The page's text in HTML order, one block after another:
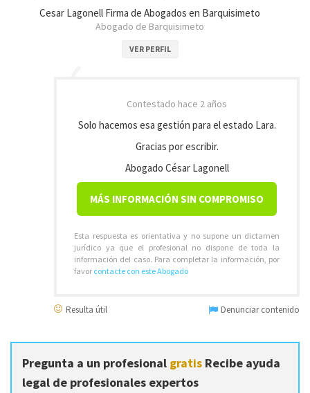
Cesar Lagonell Firma de Abogados en Barquisimeto
Abogado de Barquisimeto
VER PERFIL
Contestado hace 2 años
Solo hacemos esa gestión para el estado Lara.
Gracias por escribir.
Abogado César Lagonell
MÁS INFORMACIÓN SIN COMPROMISO
Esta respuesta es orientativa y no supone un dictamen
jurídico ya que el profesional no dispone de toda la
información del caso. Para completar la información, por
favor contacte con este Abogado
Resulta útil Denunciar contenido
Pregunta a un profesional gratis Recibe ayuda
legal de profesionales expertos